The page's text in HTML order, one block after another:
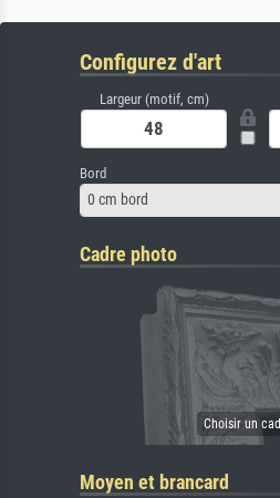
Configurez d'art
Largeur (motif, cm)
Bord
0 cm bord
Cadre photo
Moyen et brancard